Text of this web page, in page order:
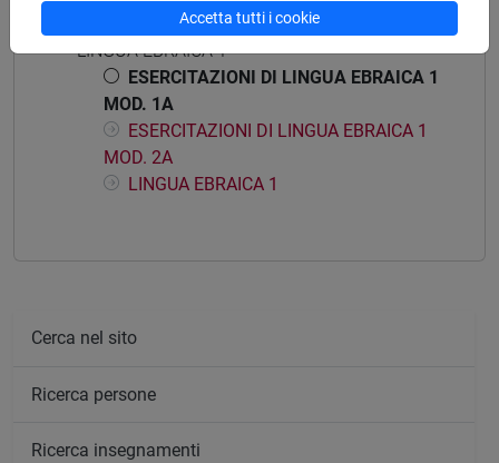
Struttura generale dell'insegnamento
LINGUA EBRAICA 1
ESERCITAZIONI DI LINGUA EBRAICA 1
MOD. 1A
ESERCITAZIONI DI LINGUA EBRAICA 1
MOD. 2A
LINGUA EBRAICA 1
Cerca nel sito
Ricerca persone
Ricerca insegnamenti
Accetta tutti i cookie